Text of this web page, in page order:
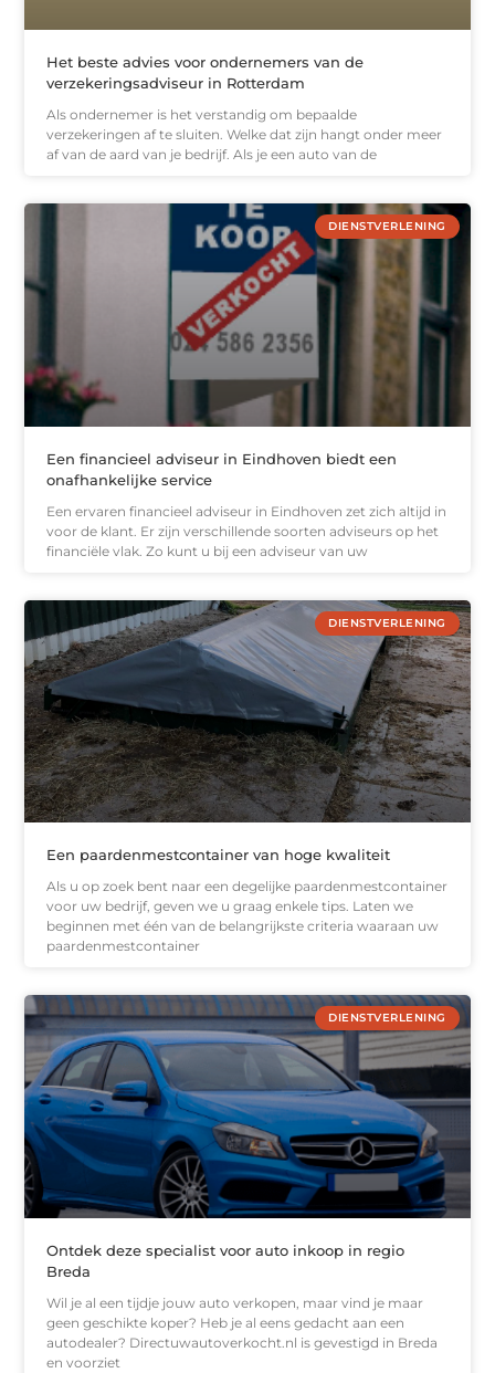
Het beste advies voor ondernemers van de
verzekeringsadviseur in Rotterdam
Als ondernemer is het verstandig om bepaalde
verzekeringen af te sluiten. Welke dat zijn hangt onder meer
af van de aard van je bedrijf. Als je een auto van de
DIENSTVERLENING
Een financieel adviseur in Eindhoven biedt een
onafhankelijke service
Een ervaren financieel adviseur in Eindhoven zet zich altijd in
voor de klant. Er zijn verschillende soorten adviseurs op het
financiële vlak. Zo kunt u bij een adviseur van uw
DIENSTVERLENING
Een paardenmestcontainer van hoge kwaliteit
Als u op zoek bent naar een degelijke paardenmestcontainer
voor uw bedrijf, geven we u graag enkele tips. Laten we
beginnen met één van de belangrijkste criteria waaraan uw
paardenmestcontainer
DIENSTVERLENING
Ontdek deze specialist voor auto inkoop in regio
Breda
Wil je al een tijdje jouw auto verkopen, maar vind je maar
geen geschikte koper? Heb je al eens gedacht aan een
autodealer? Directuwautoverkocht.nl is gevestigd in Breda
en voorziet